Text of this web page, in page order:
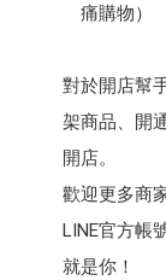
痛購物）
對於開店幫
架商品、開
開店。
歡迎更多商
LINE官方帳
就是你！